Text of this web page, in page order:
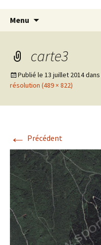
Menu
principal
carte3
Publié le 13 juillet 2014dans
résolution (489 × 822)
← Précédent